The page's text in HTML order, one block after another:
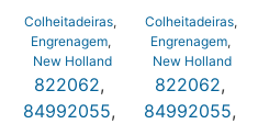
Colheitadeiras,
Engrenagem,
New Holland
822062,
84992055,
Colheitadeiras,
Engrenagem,
New Holland
822062,
84992055,